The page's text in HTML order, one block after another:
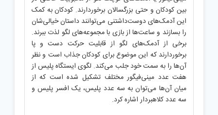
بین کودکان و حتی بزرگسالان برخوردارند. کودکان به کمک
این آدمک‌های دوست‌داشتنی می‌توانند داستان خیالی‌شان
را بسازند و ساعت‌ها از بازی با مجموعه‌های لگو لذت ببرند.
برخی از آدمک‌های لگو از قابلیت حرکت دست و پا
برخوردارند که این موضوع برای کودکان جذاب است و نظر
آن‌ها را به سمت خود جلب می‌کند. لگوی ایستگاه پلیس از
هفت عدد مینی‌فیگور مختلف تشکیل شده است که از
میان آن‌ها می‌توان به سه عدد پلیس، یک افسر پلیس و
سه عدد کلاهبردار اشاره کرد.